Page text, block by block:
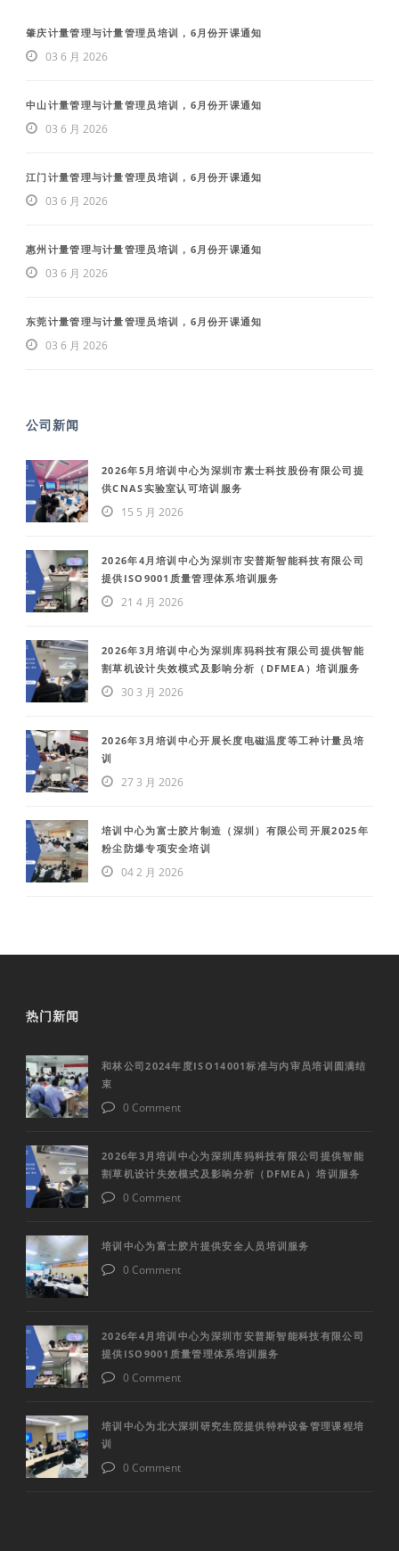
肇庆计量管理与计量管理员培训，6月份开课通知
03 6 月 2026
中山计量管理与计量管理员培训，6月份开课通知
03 6 月 2026
江门计量管理与计量管理员培训，6月份开课通知
03 6 月 2026
惠州计量管理与计量管理员培训，6月份开课通知
03 6 月 2026
东莞计量管理与计量管理员培训，6月份开课通知
03 6 月 2026
公司新闻
2026年5月培训中心为深圳市素士科技股份有限公司提
供CNAS实验室认可培训服务
15 5 月 2026
2026年4月培训中心为深圳市安普斯智能科技有限公司
提供ISO9001质量管理体系培训服务
21 4 月 2026
2026年3月培训中心为深圳库犸科技有限公司提供智能
割草机设计失效模式及影响分析（DFMEA）培训服务
30 3 月 2026
2026年3月培训中心开展长度电磁温度等工种计量员培
训
27 3 月 2026
培训中心为富士胶片制造（深圳）有限公司开展2025年
粉尘防爆专项安全培训
04 2 月 2026
热门新闻
和林公司2024年度ISO14001标准与内审员培训圆满结
束
0 Comment
2026年3月培训中心为深圳库犸科技有限公司提供智能
割草机设计失效模式及影响分析（DFMEA）培训服务
0 Comment
培训中心为富士胶片提供安全人员培训服务
0 Comment
2026年4月培训中心为深圳市安普斯智能科技有限公司
提供ISO9001质量管理体系培训服务
0 Comment
培训中心为北大深圳研究生院提供特种设备管理课程培
训
0 Comment